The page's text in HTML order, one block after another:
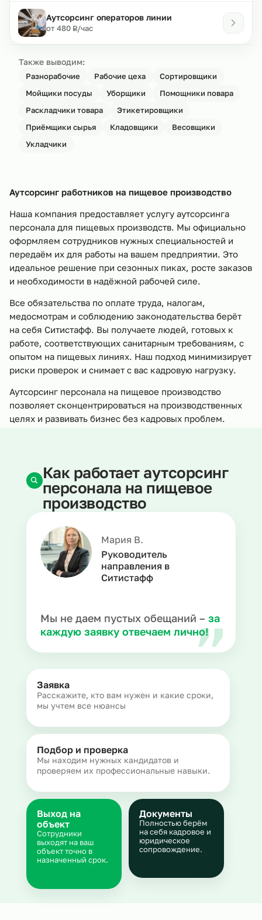
Аутсорсинг операторов линии
от 480 ₽
Р/час
Также выводим:
Разнорабочие Рабочие цеха
Сортировщики
Мойщики посуды
Уборщики
Помощники повара
Раскладчики товара
Этикетировщики
Приёмщики сырья
Кладовщики
Весовщики
Укладчики
Аутсорсинг работников на пищевое производство
Наша компания предоставляет услугу аутсорсинга
персонала для пищевых производств. Мы официально
оформляем сотрудников нужных специальностей и
передаём их для работы на вашем предприятии. Это
идеальное решение при сезонных пиках, росте заказов
и необходимости в надёжной рабочей силе.
Все обязательства по оплате труда, налогам,
медосмотрам и соблюдению законодательства берёт
на себя Ситистафф. Вы получаете людей, готовых к
работе, соответствующих санитарным требованиям, с
опытом на пищевых линиях. Наш подход минимизирует
риски проверок и снимает с вас кадровую нагрузку.
Аутсорсинг персонала на пищевое производство
позволяет сконцентрироваться на производственных
целях и развивать бизнес без кадровых проблем.
Мария В.
Руководитель
направления в
Ситистафф
Мы не даем пустых обещаний – за
каждую заявку отвечаем лично!
Как работает аутсорсинг
персонала на пищевое
производство
Заявка
Расскажите, кто вам нужен и какие сроки,
мы учтем все нюансы
Подбор и проверка
Мы находим нужных кандидатов и
проверяем их профессиональные навыки.
Документы
Полностью берём
на себя кадровое и
юридическое
сопровождение.
Выход на
объект
Сотрудники
выходят на ваш
объект точно в
назначенный срок.